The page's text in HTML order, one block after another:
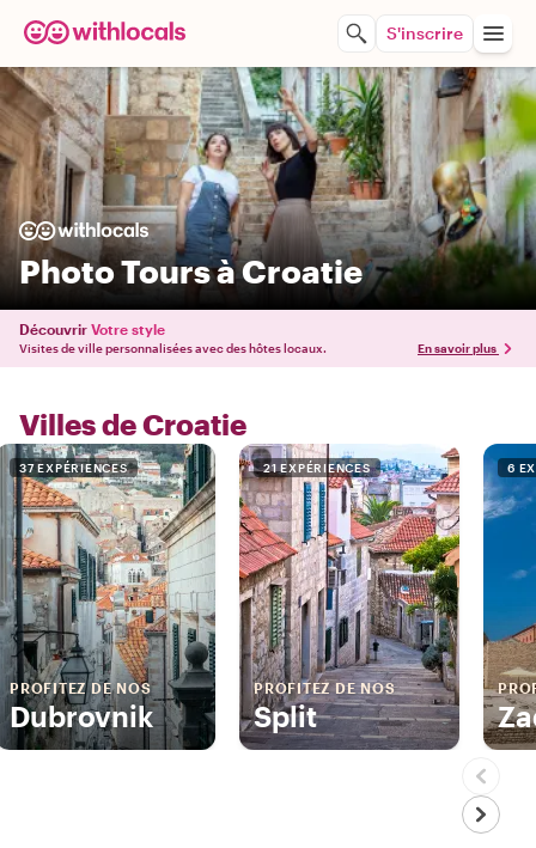
S'inscrire
Photo Tours à Croatie
Découvrir Votre style
Visites de ville personnalisées avec des hôtes locaux. En savoir plus
Villes de Croatie
37 EXPÉRIENCES
PROFITEZ DE NOS
Dubrovnik
21 EXPÉRIENCES
PROFITEZ DE NOS
Split
6